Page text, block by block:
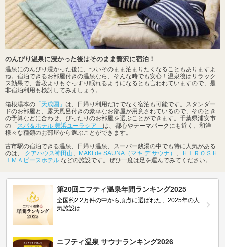
のんびり温泉に浸かった後はそのまま贅沢に宿泊！
温泉にのんびり浸かった後に、ついそのまま泊まりたくなることもありますよ
ね。宿泊できるお部屋付きの温泉なら、そんな時でも安心！温泉後はリラック
ス効果で、普段よりもぐっすり眠れるようになるとも言われていますので、是
非宿泊利用も検討してみましょう。
箱根湯本の 「天成園」 は、日帰り利用だけでなく宿泊も可能です。スタンダー
ドのお部屋と、露天風呂付きの豪華なお部屋が用意されているので、そのとき
の予算などに合わせ、ぴったりのお部屋を選ぶことができます。千葉県浦安市
の「スパ＆ホテル 舞浜ユーラシア」 は、都心やテーマパークにも近く、和洋
様々な種類のお部屋から選ぶことができます。
古市駅の宿泊できる温泉、日帰り温泉、スーパー銭湯の中でも特に人気がある
のは、 クアハウス神田山、 MAKI de SAUNA（マキ デ サウナ） 、
ＨＩＲＯＳＨ
ＩＭＡピースホテル などの施設です。ぜひ一度は足を運んでみてください。
第20回ニフティ温泉年間ランキング2025
全国約2.2万件の中から頂点に選ばれた、2025年の人
気施設は…
ニフティ温泉 サウナランキング2026